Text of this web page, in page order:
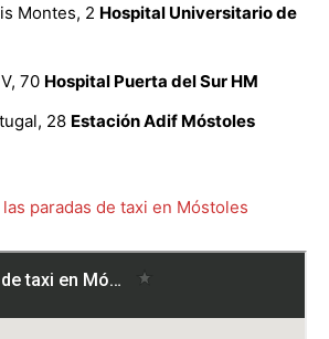
Montes, 2 Hospital Universitario de
70 Hospital Puerta del Sur HM
28 Estación Adif Móstoles
paradas de taxi en Móstoles